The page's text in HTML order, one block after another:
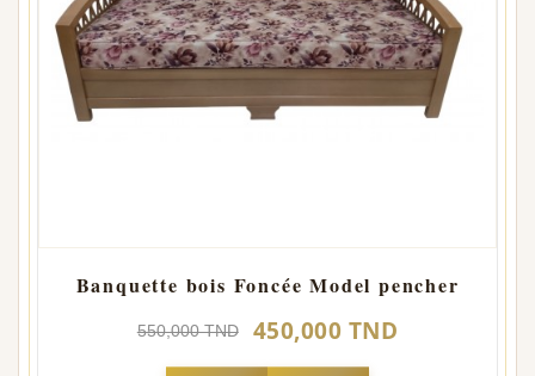
Banquette bois Foncée Model pencher
550,000 TND 450,000 TND